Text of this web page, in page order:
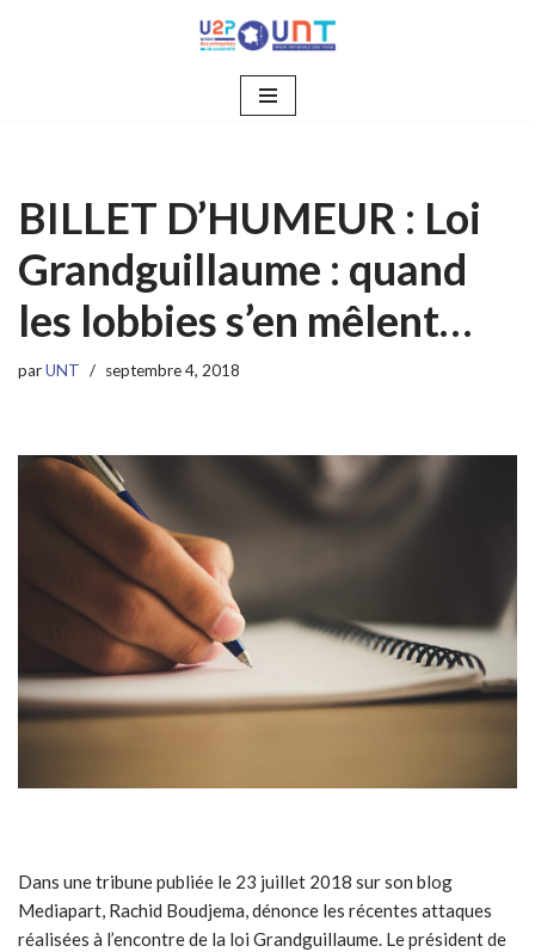
BILLET D’HUMEUR : Loi
Grandguillaume : quand
les lobbies s’en mêlent…
parUNT septembre 4, 2018
Dans une tribune publiée le 23 juillet 2018 sur son blog
Mediapart, Rachid Boudjema, dénonce les récentes attaques
réalisées à l’encontre de la loi Grandguillaume. Le président de